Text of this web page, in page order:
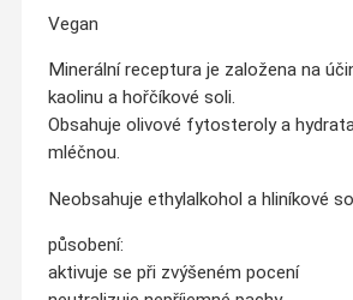
Vegan
Minerální receptura je založena na
kaolinu a hořčíkové soli.
Obsahuje olivové fytosteroly a
mléčnou.
Neobsahuje ethylalkohol a hliníkové
působení:
aktivuje se při zvýšeném pocení